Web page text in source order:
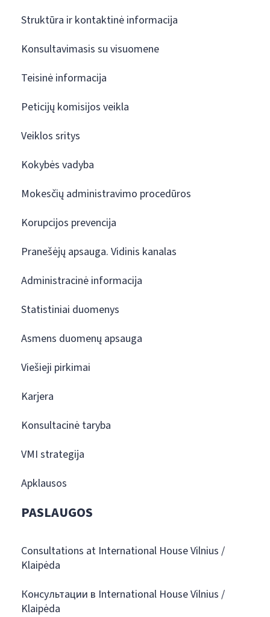
Struktūra ir kontaktinė informacija
Konsultavimasis su visuomene
Teisinė informacija
Peticijų komisijos veikla
Veiklos sritys
Kokybės vadyba
Mokesčių administravimo procedūros
Korupcijos prevencija
Pranešėjų apsauga. Vidinis kanalas
Administracinė informacija
Statistiniai duomenys
Asmens duomenų apsauga
Viešieji pirkimai
Karjera
Konsultacinė taryba
VMI strategija
Apklausos
PASLAUGOS
Consultations at International House Vilnius /
Klaipėda
Консультации в International House Vilnius /
Klaipėda